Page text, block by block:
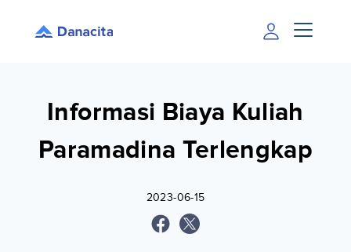
Informasi Biaya Kuliah
Paramadina Terlengkap
2023-06-15